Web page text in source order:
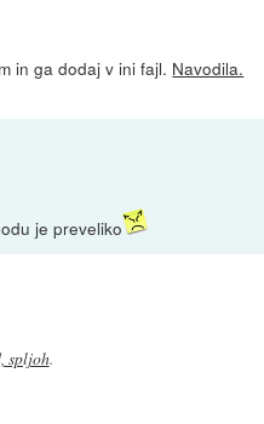
in ga dodaj v ini fajl. Navodila.
je preveliko
spljoh.